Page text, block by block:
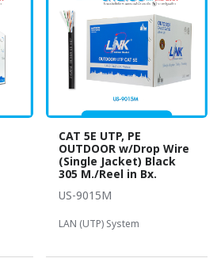
CAT 5E UTP, PE
OUTDOOR w/Drop Wire
(Single Jacket) Black
305 M./Reel in Bx.
US-9015M
LAN (UTP) System